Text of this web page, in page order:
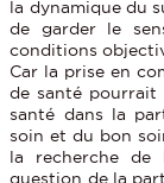
la dynamique du
de garder le
conditions
Car la prise en
de santé
santé dans la
soin et du bon
la recherche de
question de la